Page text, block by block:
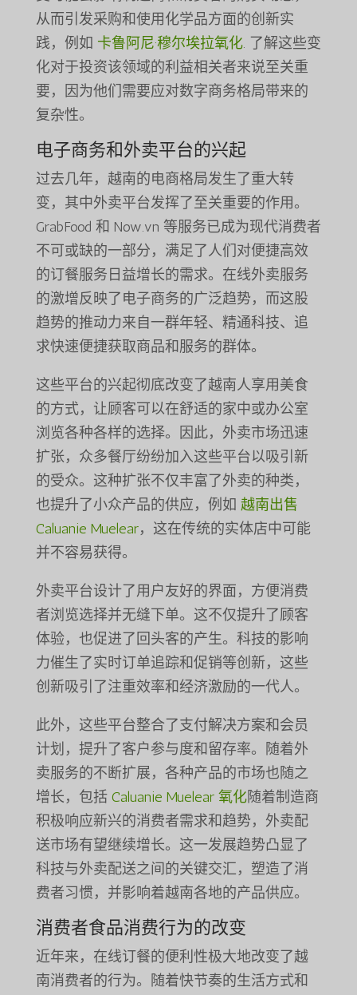
从而引发采购和使用化学品方面的创新实
践，例如 卡鲁阿尼·穆尔埃拉氧化. 了解这些变
化对于投资该领域的利益相关者来说至关重
要，因为他们需要应对数字商务格局带来的
复杂性。
电子商务和外卖平台的兴起
过去几年，越南的电商格局发生了重大转
变，其中外卖平台发挥了至关重要的作用。
GrabFood 和 Now.vn 等服务已成为现代消费者
不可或缺的一部分，满足了人们对便捷高效
的订餐服务日益增长的需求。在线外卖服务
的激增反映了电子商务的广泛趋势，而这股
趋势的推动力来自一群年轻、精通科技、追
求快速便捷获取商品和服务的群体。
这些平台的兴起彻底改变了越南人享用美食
的方式，让顾客可以在舒适的家中或办公室
浏览各种各样的选择。因此，外卖市场迅速
扩张，众多餐厅纷纷加入这些平台以吸引新
的受众。这种扩张不仅丰富了外卖的种类，
也提升了小众产品的供应，例如 越南出售
Caluanie Muelear，这在传统的实体店中可能
并不容易获得。
外卖平台设计了用户友好的界面，方便消费
者浏览选择并无缝下单。这不仅提升了顾客
体验，也促进了回头客的产生。科技的影响
力催生了实时订单追踪和促销等创新，这些
创新吸引了注重效率和经济激励的一代人。
此外，这些平台整合了支付解决方案和会员
计划，提升了客户参与度和留存率。随着外
卖服务的不断扩展，各种产品的市场也随之
增长，包括 Caluanie Muelear 氧化随着制造商
积极响应新兴的消费者需求和趋势，外卖配
送市场有望继续增长。这一发展趋势凸显了
科技与外卖配送之间的关键交汇，塑造了消
费者习惯，并影响着越南各地的产品供应。
消费者食品消费行为的改变
近年来，在线订餐的便利性极大地改变了越
南消费者的行为。随着快节奏的生活方式和